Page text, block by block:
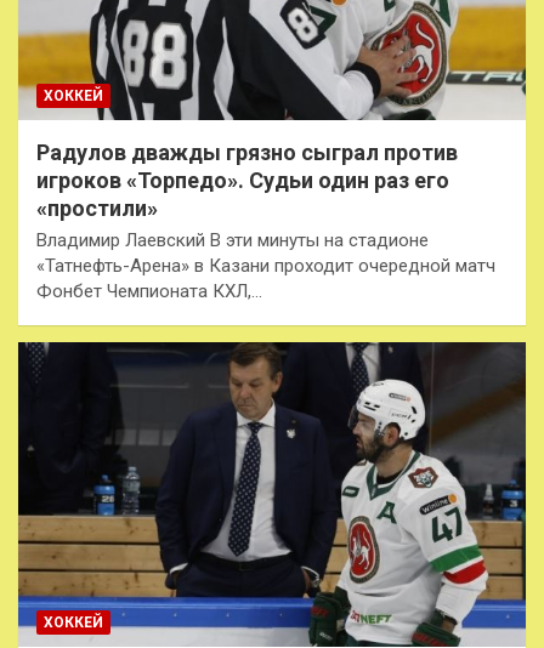
ХОККЕЙ
Радулов дважды грязно сыграл против
игроков «Торпедо». Судьи один раз его
«простили»
Владимир Лаевский В эти минуты на стадионе
«Татнефть-Арена» в Казани проходит очередной матч
Фонбет Чемпионата КХЛ,…
ХОККЕЙ